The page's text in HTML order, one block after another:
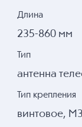
Длина
235-860 мм
Тип
антенна
Тип крепления
винтовое, M3